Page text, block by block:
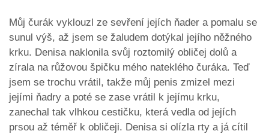
Můj čurák vyklouzl ze sevření jejích ňader a pomalu se
sunul výš, až jsem se žaludem dotýkal jejího něžného
krku. Denisa naklonila svůj roztomilý obličej dolů a
zírala na růžovou špičku mého nateklého čuráka. Teď
jsem se trochu vrátil, takže můj penis zmizel mezi
jejími ňadry a poté se zase vrátil k jejímu krku,
zanechal tak vlhkou cestičku, která vedla od jejích
prsou až téměř k obličeji. Denisa si olízla rty a já cítil